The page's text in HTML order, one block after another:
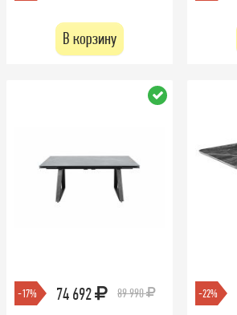
В корзину
-17% 74 692 89 990 -22%